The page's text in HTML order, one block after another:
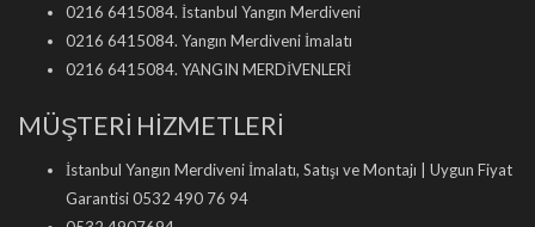
0216 6415084. İstanbul Yangın Merdiveni
0216 6415084. Yangın Merdiveni İmalatı
0216 6415084. YANGIN MERDİVENLERİ
MÜŞTERİ HİZMETLERİ
İstanbul Yangın Merdiveni İmalatı, Satışı ve Montajı | Uygun Fiyat
Garantisi 0532 490 76 94